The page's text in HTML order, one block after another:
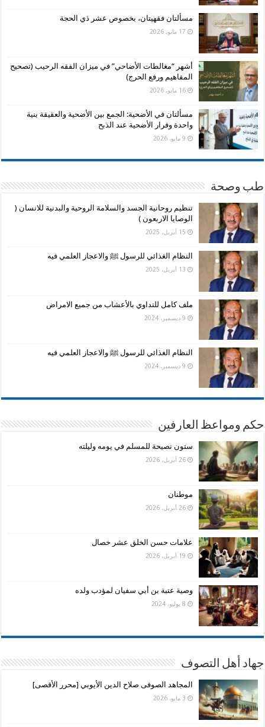
مسألتان فقهيتان، بخصوص عشر ذي الحجة
17 مايو، 2026
أشهر “مغالطات الأضاحي” في ميزان الفقه الرحيب (تصحيح
المفاهيم ورفع الحرج)
16 مايو، 2026
مسألتان في الأضحية: الجمع بين الأضحية والعقيقة بنية
واحدة وفرار الأضحية عند الذبح
9 مايو، 2026
طب وصحة
تنظيم روحانية الجسد والسلامة الروحية والبدنية للانسان (
الوصايا الاربعون )
15 أبريل، 2025
النظام الغذائي للرسول ﷺ والاعجاز العلمي فيه
13 أبريل، 2025
ملف كامل للتداوي بالأعشاب من جميع الامراض
9 ديسمبر، 2024
النظام الغذائي للرسول ﷺ والاعجاز العلمي فيه
9 ديسمبر، 2024
حكم ومواعظ العارفين
ستون نصيحة للمسلم في يومه وليلته
26 أبريل، 2026
موطنان
26 أبريل، 2026
علامات حسن الخلق عشر خصال
19 أبريل، 2026
وصية عتبة بن أبي سفيان لمؤدب ولده
8 يوليو، 2024
جهاد أهل التصوف
المجاهد الصوفى صلاح الدين الأيوبي [محرر الأقصى]
3 مايو، 2026